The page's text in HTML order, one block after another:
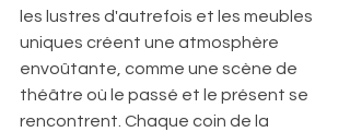
les lustres d'autrefois et les meubles
uniques créent une atmosphère
envoûtante, comme une scène de
théâtre où le passé et le présent se
rencontrent. Chaque coin de la